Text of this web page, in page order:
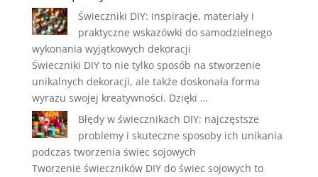
Świeczniki DIY: inspiracje, materiały i
praktyczne wskazówki do samodzielnego
wykonania wyjątkowych dekoracji
Świeczniki DIY to nie tylko sposób na stworzenie
unikalnych dekoracji, ale także doskonała forma
wyrazu swojej kreatywności. Dzięki …
Błędy w świecznikach DIY: najczęstsze
problemy i skuteczne sposoby ich unikania
podczas tworzenia świec sojowych
Tworzenie świeczników DIY do świec sojowych to